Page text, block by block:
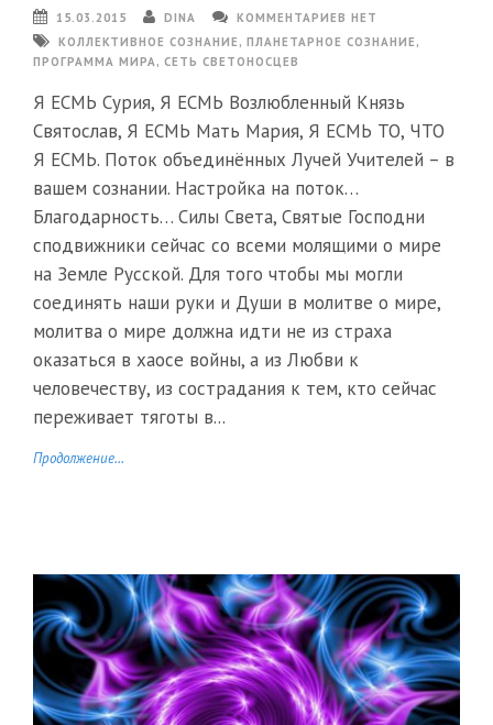
15.03.2015 DINA
КОММЕНТАРИЕВ НЕТ
КОЛЛЕКТИВНОЕ СОЗНАНИЕ, ПЛАНЕТАРНОЕ СОЗНАНИЕ,
ПРОГРАММА МИРА, СЕТЬ СВЕТОНОСЦЕВ
Я ЕСМЬ Сурия, Я ЕСМЬ Возлюбленный Князь
Святослав, Я ЕСМЬ Мать Мария, Я ЕСМЬ ТО, ЧТО
Я ЕСМЬ. Поток объединённых Лучей Учителей – в
вашем сознании. Настройка на поток…
Благодарность… Силы Света, Святые Господни
сподвижники сейчас со всеми молящими о мире
на Земле Русской. Для того чтобы мы могли
соединять наши руки и Души в молитве о мире,
молитва о мире должна идти не из страха
оказаться в хаосе войны, а из Любви к
человечеству, из сострадания к тем, кто сейчас
переживает тяготы в...
Продолжение...